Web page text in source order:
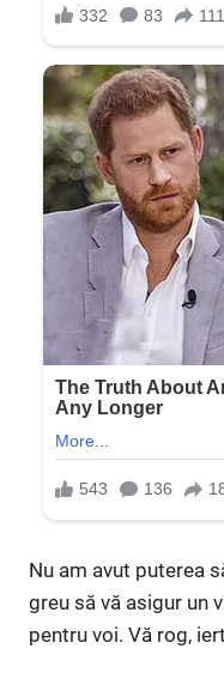
Nu am avut puterea
greu să vă asigur un
pentru voi. Vă rog,